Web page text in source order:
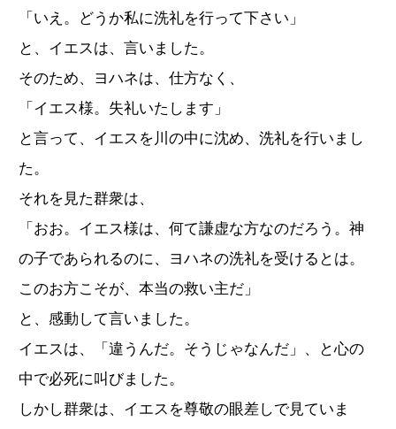
「いえ。どうか私に洗礼を行って下さい」
と、イエスは、言いました。
そのため、ヨハネは、仕方なく、
「イエス様。失礼いたします」
と言って、イエスを川の中に沈め、洗礼を行いまし
た。
それを見た群衆は、
「おお。イエス様は、何て謙虚な方なのだろう。神
の子であられるのに、ヨハネの洗礼を受けるとは。
このお方こそが、本当の救い主だ」
と、感動して言いました。
イエスは、「違うんだ。そうじゃなんだ」、と心の
中で必死に叫びました。
しかし群衆は、イエスを尊敬の眼差しで見ていま